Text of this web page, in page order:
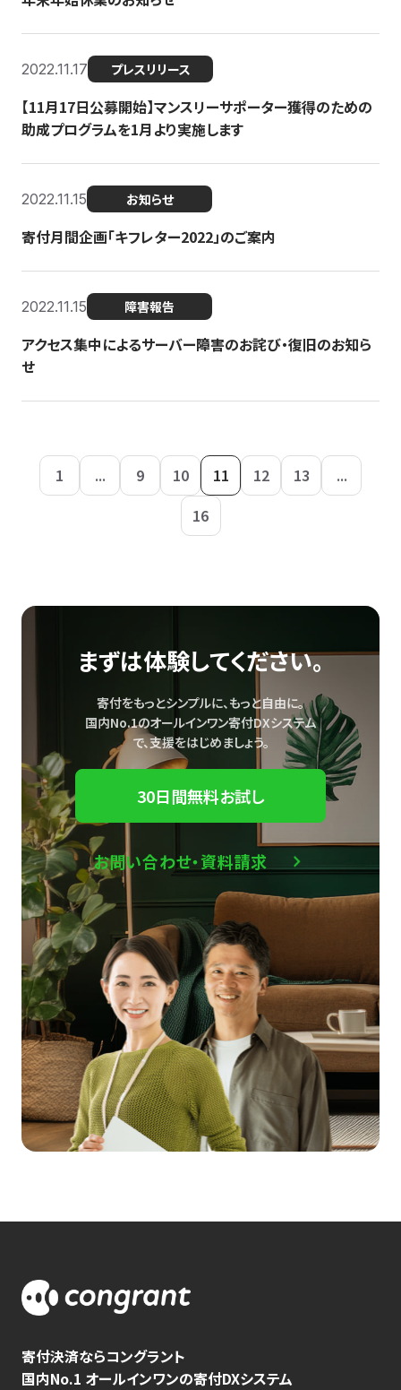
2022.11.17 プレスリリース
【11月17日公募開始】マンスリーサポーター獲得のための
助成プログラムを1月より実施します
2022.11.15 お知らせ
寄付月間企画「キフレター2022」のご案内
2022.11.15 障害報告
アクセス集中によるサーバー障害のお詫び・復旧のお知ら
せ
1 ... 9 10 11 12 13
...
16
まずは体験してください。
寄付をもっとシンプルに、もっと自由に。
国内No.1のオールインワン寄付DXシステム
で、支援をはじめましょう。
30日間無料お試し
お問い合わせ・資料請求
寄付決済ならコングラント
国内No.1 オールインワンの寄付DXシステム